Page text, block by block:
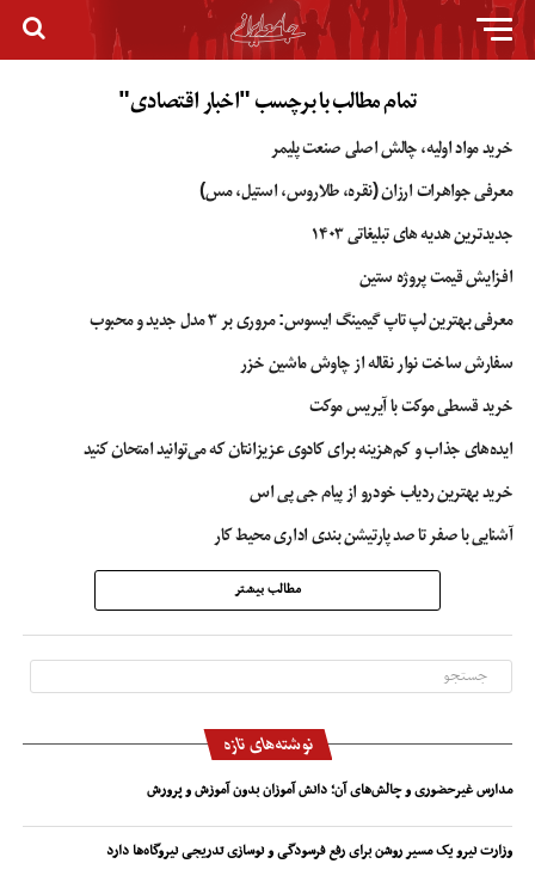
تمام مطالب با برچسب "اخبار اقتصادی"
خرید مواد اولیه، چالش اصلی صنعت پلیمر
معرفی جواهرات ارزان (نقره، طلاروس، استیل، مس)
جدیدترین هدیه های تبلیغاتی ۱۴۰۳
افزایش قیمت پروژه ستین
معرفی بهترین لپ تاپ گیمینگ ایسوس: مروری بر ۳ مدل جدید و محبوب
سفارش ساخت نوار نقاله از چاوش ماشین خزر
خرید قسطی موکت با آیریس موکت
ایده‌های جذاب و کم‌هزینه برای کادوی عزیزانتان که می‌توانید امتحان کنید
خرید بهترین ردیاب خودرو از پیام جی پی اس
آشنایی با صفر تا صد پارتیشن بندی اداری محیط کار
مطالب بیشتر
نوشته‌های تازه
مدارس غیرحضوری و چالش‌های آن؛ دانش آموزان بدون آموزش و پرورش
وزارت نیرو یک مسیر روشن برای رفع فرسودگی و نوسازی تدریجی نیروگاه‌ها دارد